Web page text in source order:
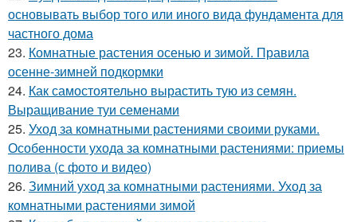
основывать выбор того или иного вида фундамента для
частного дома
23. Комнатные растения осенью и зимой. Правила
осенне-зимней подкормки
24. Как самостоятельно вырастить тую из семян.
Выращивание туи семенами
25. Уход за комнатными растениями своими руками.
Особенности ухода за комнатными растениями: приемы
полива (с фото и видео)
26. Зимний уход за комнатными растениями. Уход за
комнатными растениями зимой